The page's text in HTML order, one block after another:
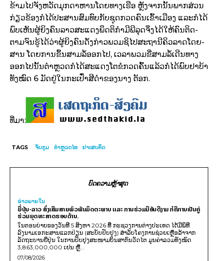
ຂ້າມ​ໄປ​ຈັງ­ຫວັດ​ມຸກ­ດາ​ຫານ​ໂດຍ​ທາງ​ເຮືອ ຫຼັງ​ຈາກ​ນັ້ນ​ພາກ­ສ່ວນ​
ກ່ຽວ­ຂ້ອງ​ກໍ​ໄດ້​ປະ­ສານ​ສົມ­ທົບ​ກັບ​ຊຸດ​ກວດ​ຄົນ​ເຂົ້າ​ເມືອງ ແລະ​ກໍ​ໄດ້​
ພົບ​ເຫັນ​ຜູ້­ຍິງ​ຄົນ​ລາວ​ສະ­ແດງ​ພຶດ­ຕິ​ກຳ​ມີ​ພີ​ລຸດ​ຈຶ່ງ​ໄດ້​ໃຫ້​ຄົນ​ຕິດ­
ຕາມ​ຈົນ​ຮູ້​ໄດ້​ວ່າ​ຜູ້ຍິງ​ຄົນ​ດັ່ງ­ກ່າວ​ພວມ​ຊິ​ໄປ​ສະ­ຖາ­ນີ​ຄິວ​ລາດ​ໂດຍ­
ສານ ໂດຍ​ການ​ຂຶ້ນ​ສາມ​ລໍ້​ອອກ​ໄປ, ເວ­ລາ​ພວມ​ຂີ່​ສາມ​ລໍ້​ເດີນ­ທາງ​
ອອກ​ໄປ​ນັ້ນ​ຕຳ­ຫຼວດ​ກໍ​ໄດ້​ສະ­ແດງ​ໂຕ​ຂໍ​ກວດ​ຄົ້ນ​ແລ້ວ​ກໍ​ໄດ້​ພົບ​ຢາ​ບ້າ​
ທັງ​ໝົດ 6 ມັດ​ຢູ່​ໃນ​ກະ​ເປົ໋າ​ສີ­ດຳ​ຂອງ​ນາງ ຕັອກ.
ທີ່ມາ:
TAGS ຈັບກຸມ ຕຳຫຼວດໄທ ຢາເສບຕິດ
ບົດຄວາມຫຼ້າສຸດ
ຂ່າວພາຍ​ໃນ
ຍີ່ປຸ່ນ-ລາວ ສົ່ງເສີມສາຍພົວພັນມິດຕະພາບ ແລະ ການຮ່ວມມືອັນດີງາມ ກໍຄືການເປັນຄູ່
ຮ່ວມຍຸດທະສາດຮອບດ້ານ.
ໃນຕອນບ່າຍຂອງວັນທີ 5 ສິງຫາ 2026 ທີ່ ກະຊວງການຕ່າງປະເທດ ໄດ້ມີພິທີ
ລົງນາມເອກະສານແລກປ່ຽນ (ສະບັບປັບປຸງ) ສໍາລັບໂຄງການຊ່ວຍເຫຼືອລ້າຈາກ
ລັດຖະບານຍີ່ປຸ່ນ ໃນການປັບປຸງສະໜາມບິນສາກົນວັດໄຕ ມູນຄ່າລວມທັງໝົດ
3,863,000,000 ເຢນ ຫຼື...
07/08/2026